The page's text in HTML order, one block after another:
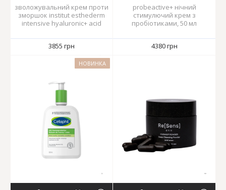
зволожувальний крем проти
зморшок institut esthederm
intensive hyaluronic+ acid
3855 грн
probeactive+ нічний
стимулючий крем з
пробіотиками, 50 мл
4380 грн
НОВИНКА